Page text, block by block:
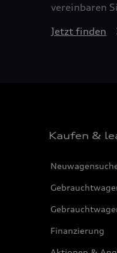
vereinbaren
Jetzt finden
Kaufen &
Finanzierung